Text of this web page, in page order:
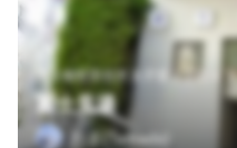
東京都世田谷区太子堂２丁目３３
富士見湯
たま(Tamada)